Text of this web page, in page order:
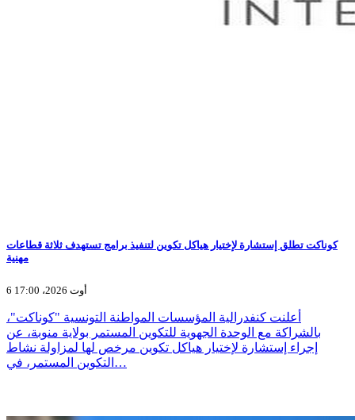
كوناكت تطلق إستشارة لإختيار هياكل تكوين لتنفيذ برامج تستهدف ثلاثة قطاعات
مهنية
6 أوت 2026، 17:00
أعلنت كنفدرالية المؤسسات المواطنة التونسية "كوناكت"،
بالشراكة مع الوحدة الجهوية للتكوين المستمر بولاية منوبة، عن
إجراء إستشارة لإختيار هياكل تكوين مرخص لها لمزاولة نشاط
التكوين المستمر، في…